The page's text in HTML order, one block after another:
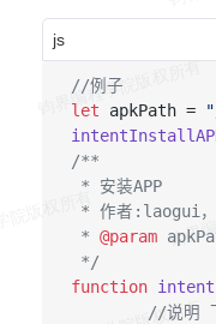
js
//例子
let apkPath =
/**
* 安装APP
* 作者:laogui，
* @param
*/
function
//说明